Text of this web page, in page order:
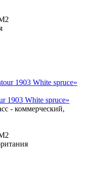
1903 White spruce»
- коммерческий,